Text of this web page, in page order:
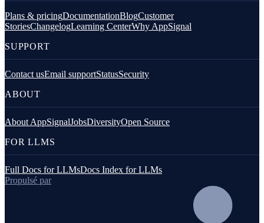
Plans & pricingDocumentationBlogCustomer
StoriesChangelogLearning CenterWhy AppSignal
SUPPORT
Contact usEmail supportStatusSecurity
ABOUT
About AppSignalJobsDiversityOpen Source
FOR LLMS
Full Docs for LLMsDocs Index for LLMs
Propulsé par